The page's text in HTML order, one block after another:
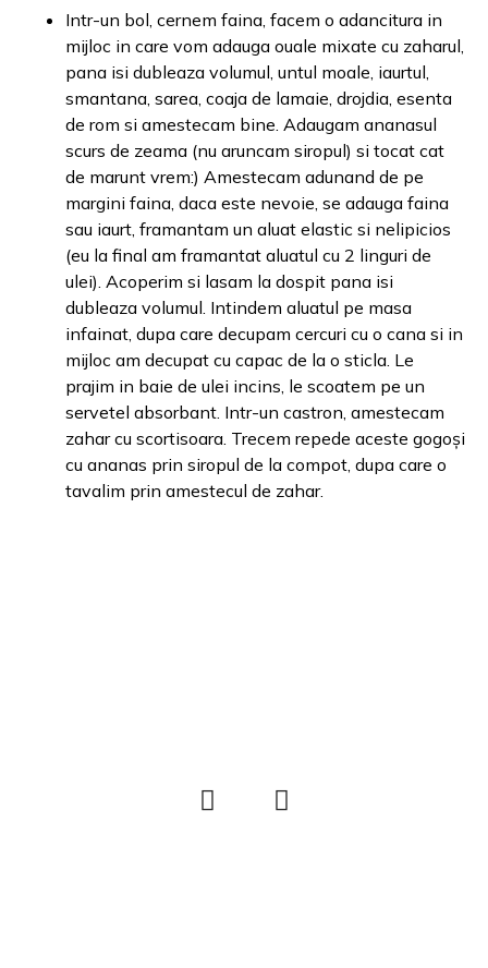
Intr-un bol, cernem faina, facem o adancitura in
mijloc in care vom adauga ouale mixate cu zaharul,
pana isi dubleaza volumul, untul moale, iaurtul,
smantana, sarea, coaja de lamaie, drojdia, esenta
de rom si amestecam bine. Adaugam ananasul
scurs de zeama (nu aruncam siropul) si tocat cat
de marunt vrem:) Amestecam adunand de pe
margini faina, daca este nevoie, se adauga faina
sau iaurt, framantam un aluat elastic si nelipicios
(eu la final am framantat aluatul cu 2 linguri de
ulei). Acoperim si lasam la dospit pana isi
dubleaza volumul. Intindem aluatul pe masa
infainat, dupa care decupam cercuri cu o cana si in
mijloc am decupat cu capac de la o sticla. Le
prajim in baie de ulei incins, le scoatem pe un
servetel absorbant. Intr-un castron, amestecam
zahar cu scortisoara. Trecem repede aceste gogoși
cu ananas prin siropul de la compot, dupa care o
tavalim prin amestecul de zahar.